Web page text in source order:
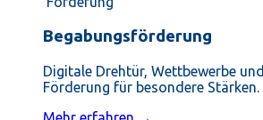
Begabungsförderung
Digitale Drehtür, Wettbewerbe
Förderung für besondere Stärken.